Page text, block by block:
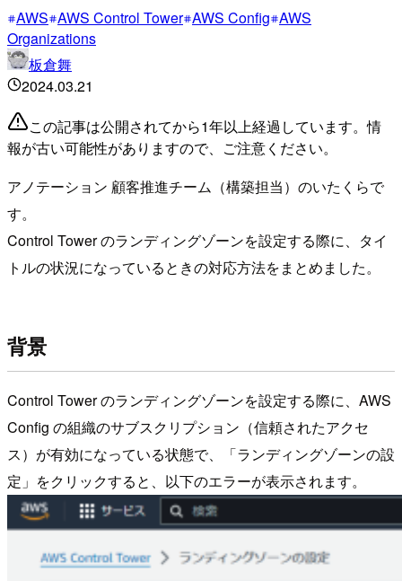
AWS AWS Control Tower AWS Config AWS
Organizations
板倉舞
2024.03.21
この記事は公開されてから1年以上経過しています。情
報が古い可能性がありますので、ご注意ください。
アノテーション 顧客推進チーム（構築担当）のいたくらで
す。
Control Tower のランディングゾーンを設定する際に、タイ
トルの状況になっているときの対応方法をまとめました。
背景
Control Tower のランディングゾーンを設定する際に、AWS
Config の組織のサブスクリプション（信頼されたアクセ
ス）が有効になっている状態で、「ランディングゾーンの設
定」をクリックすると、以下のエラーが表示されます。